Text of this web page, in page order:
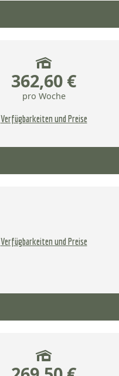
362,60 €
pro Woche
Verfügbarkeiten und Preise
Verfügbarkeiten und Preise